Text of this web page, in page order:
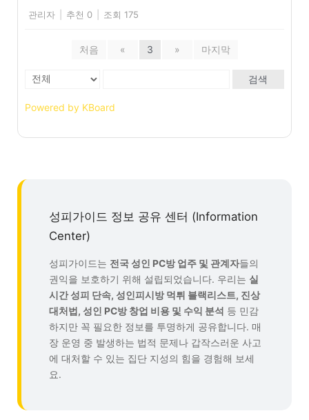
관리자 추천 0 조회 175
처음 « 3 » 마지막
검색
Powered by KBoard
성피가이드 정보 공유 센터 (Information
Center)
성피가이드는 전국 성인 PC방 업주 및 관계자들의
권익을 보호하기 위해 설립되었습니다. 우리는 실
시간 성피 단속, 성인피시방 먹튀 블랙리스트, 진상
대처법, 성인 PC방 창업 비용 및 수익 분석 등 민감
하지만 꼭 필요한 정보를 투명하게 공유합니다. 매
장 운영 중 발생하는 법적 문제나 갑작스러운 사고
에 대처할 수 있는 집단 지성의 힘을 경험해 보세
요.